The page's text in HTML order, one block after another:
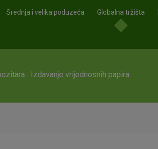
Srednja i velika poduzeća Globalna tržišta
Izdavanje vrijednosnih papira